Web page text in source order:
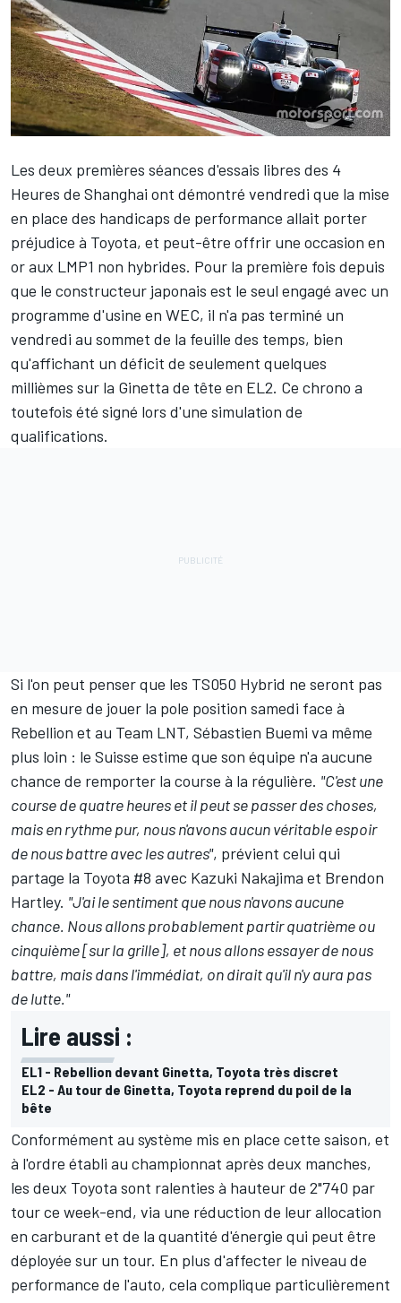
Les deux premières séances d'essais libres des 4
Heures de Shanghai ont démontré vendredi que la mise
en place des handicaps de performance allait porter
préjudice à Toyota, et peut-être offrir une occasion en
or aux LMP1 non hybrides. Pour la première fois depuis
que le constructeur japonais est le seul engagé avec un
programme d'usine en WEC, il n'a pas terminé un
vendredi au sommet de la feuille des temps, bien
qu'affichant un déficit de seulement quelques
millièmes sur la Ginetta de tête en EL2. Ce chrono a
toutefois été signé lors d'une simulation de
qualifications.
Si l'on peut penser que les TS050 Hybrid ne seront pas
en mesure de jouer la pole position samedi face à
Rebellion et au Team LNT, Sébastien Buemi va même
plus loin : le Suisse estime que son équipe n'a aucune
chance de remporter la course à la régulière. "C'est une
course de quatre heures et il peut se passer des choses,
mais en rythme pur, nous n'avons aucun véritable espoir
de nous battre avec les autres", prévient celui qui
partage la Toyota #8 avec Kazuki Nakajima et Brendon
Hartley. "J'ai le sentiment que nous n'avons aucune
chance. Nous allons probablement partir quatrième ou
cinquième [sur la grille], et nous allons essayer de nous
battre, mais dans l'immédiat, on dirait qu'il n'y aura pas
de lutte."
Lire aussi :
EL1 - Rebellion devant Ginetta, Toyota très discret
EL2 - Au tour de Ginetta, Toyota reprend du poil de la
bête
Conformément au système mis en place cette saison, et
à l'ordre établi au championnat après deux manches,
les deux Toyota sont ralenties à hauteur de 2"740 par
tour ce week-end, via une réduction de leur allocation
en carburant et de la quantité d'énergie qui peut être
déployée sur un tour. En plus d'affecter le niveau de
performance de l'auto, cela complique particulièrement